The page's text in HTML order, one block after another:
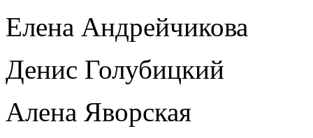
Елена Андрейчикова
Денис Голубицкий
Алена Яворская